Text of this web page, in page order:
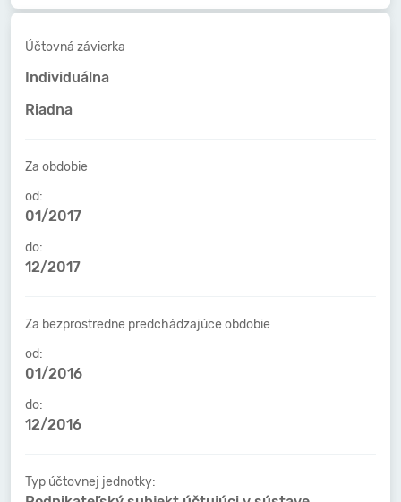
Účtovná závierka
Individuálna
Riadna
Za obdobie
od:
01/2017
do:
12/2017
Za bezprostredne predchádzajúce obdobie
od:
01/2016
do:
12/2016
Typ účtovnej jednotky: